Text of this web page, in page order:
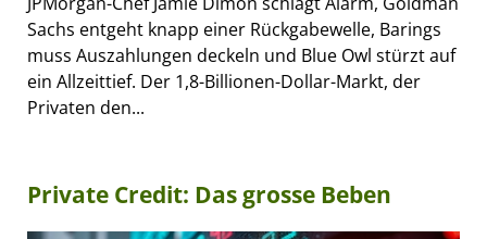
Sachs entgeht knapp einer Rückgabewelle, Barings
muss Auszahlungen deckeln und Blue Owl stürzt auf
ein Allzeittief. Der 1,8-Billionen-Dollar-Markt, der
Privaten den...
Private Credit: Das grosse Beben